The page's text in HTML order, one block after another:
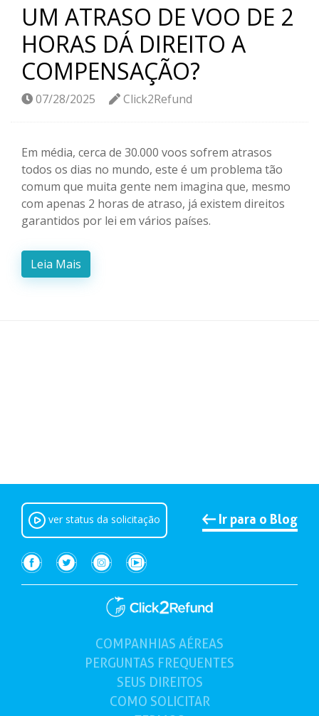
UM ATRASO DE VOO DE 2
HORAS DÁ DIREITO A
COMPENSAÇÃO?
07/28/2025 Click2Refund
Em média, cerca de 30.000 voos sofrem atrasos
todos os dias no mundo, este é um problema tão
comum que muita gente nem imagina que, mesmo
com apenas 2 horas de atraso, já existem direitos
garantidos por lei em vários países.
Leia Mais
ver status da solicitação Ir para o Blog
COMPANHIAS AÉREAS
PERGUNTAS FREQUENTES
SEUS DIREITOS
COMO SOLICITAR